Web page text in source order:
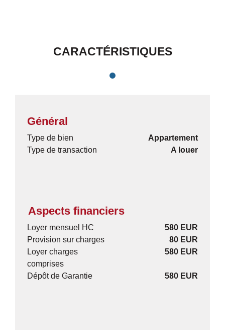
CARACTÉRISTIQUES
Général
Type de bien
Appartement
Type de transaction
A louer
Aspects financiers
Loyer mensuel HC
580 EUR
Provision sur charges
80 EUR
Loyer charges
comprises
580 EUR
Dépôt de Garantie 580 EUR